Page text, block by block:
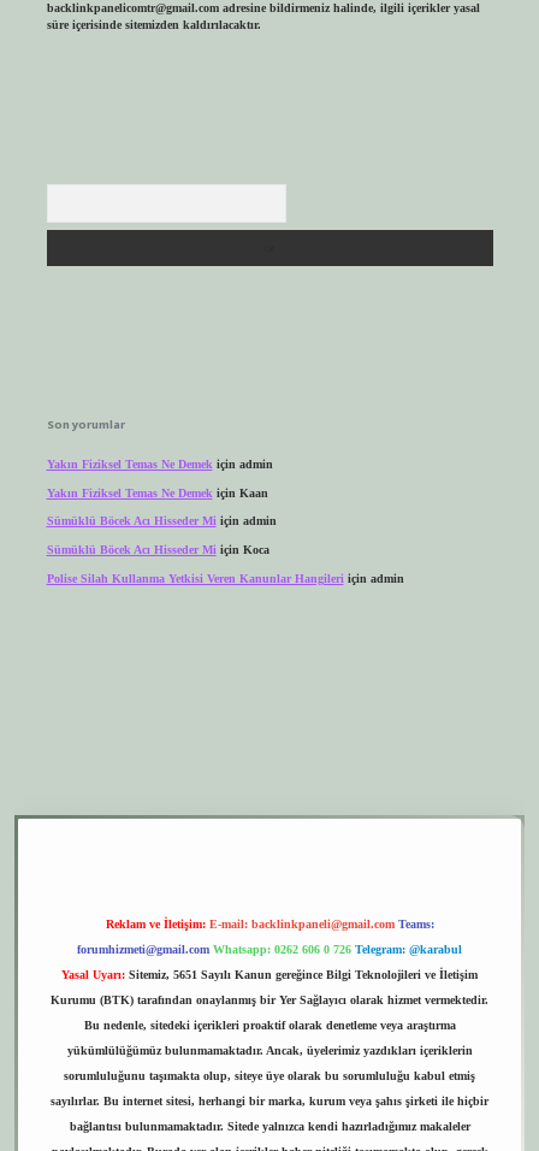
backlinkpanelicomtr@gmail.comadresine bildirmeniz halinde, ilgili içerikler yasal
süre içerisinde sitemizden kaldırılacaktır.
Son yorumlar
Yakın Fiziksel Temas Ne Demek için admin
Yakın Fiziksel Temas Ne Demek için Kaan
Sümüklü Böcek Acı Hisseder Miiçin admin
Sümüklü Böcek Acı Hisseder Mi için Koca
Polise Silah Kullanma Yetkisi Veren Kanunlar Hangileri için admin
Reklam ve İletişim: E-mail: backlinkpaneli@gmail.com Teams:
forumhizmeti@gmail.com Whatsapp: 0262 606 0 726 Telegram: @karabul
Yasal Uyarı: Sitemiz, 5651 Sayılı Kanun gereğince Bilgi Teknolojileri ve İletişim
Kurumu (BTK) tarafından onaylanmış bir Yer Sağlayıcı olarak hizmet vermektedir.
Bu nedenle, sitedeki içerikleri proaktif olarak denetleme veya araştırma
yükümlülüğümüz bulunmamaktadır. Ancak, üyelerimiz yazdıkları içeriklerin
sorumluluğunu taşımakta olup, siteye üye olarak bu sorumluluğu kabul etmiş
sayılırlar. Bu internet sitesi, herhangi bir marka, kurum veya şahıs şirketi ile hiçbir
bağlantısı bulunmamaktadır. Sitede yalnızca kendi hazırladığımız makaleler